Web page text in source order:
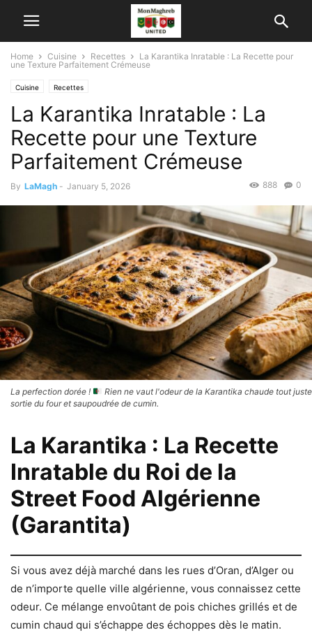
Home Cuisine Recettes
La Karantika Inratable : La Recette pour
une Texture Parfaitement Crémeuse
Cuisine Recettes
La Karantika Inratable : La
Recette pour une Texture
Parfaitement Crémeuse
By LaMagh - January 5, 2026 0
888
La perfection dorée !
Rien ne vaut l'odeur de la Karantika chaude tout juste
sortie du four et saupoudrée de cumin.
La Karantika : La Recette
Inratable du Roi de la
Street Food Algérienne
(Garantita)
Si vous avez déjà marché dans les rues d’Oran, d’Alger ou
de n’importe quelle ville algérienne, vous connaissez cette
odeur. Ce mélange envoûtant de pois chiches grillés et de
cumin chaud qui s’échappe des échoppes dès le matin.